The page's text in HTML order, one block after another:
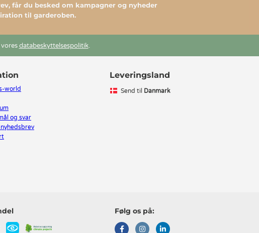
får du besked om kampagner og nyheder
til garderoben.
databeskyttelsespolitik.
world
og svar
Leveringsland
Send til Danmark
Følg os på: